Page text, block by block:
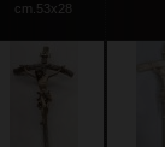
cm.53x28